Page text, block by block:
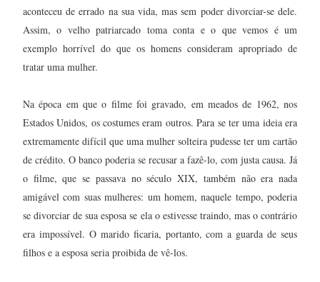
aconteceu de errado na sua vida, mas sem poder divorciar-se dele.
Assim, o velho patriarcado toma conta e o que vemos é um
exemplo horrível do que os homens consideram apropriado de
tratar uma mulher.
Na época em que o filme foi gravado, em meados de 1962, nos
Estados Unidos, os costumes eram outros. Para se ter uma ideia era
extremamente difícil que uma mulher solteira pudesse ter um cartão
de crédito. O banco poderia se recusar a fazê-lo, com justa causa. Já
o filme, que se passava no século XIX, também não era nada
amigável com suas mulheres: um homem, naquele tempo, poderia
se divorciar de sua esposa se ela o estivesse traindo, mas o contrário
era impossível. O marido ficaria, portanto, com a guarda de seus
filhos e a esposa seria proibida de vê-los.